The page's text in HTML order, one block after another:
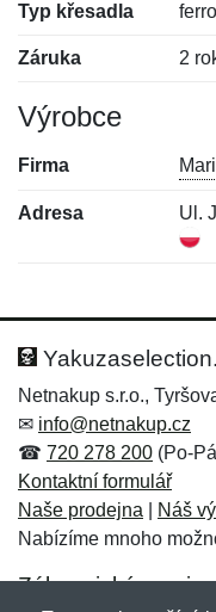
Typ křesadla
Záruka 2
Výrobce
Firma
Adresa Ul.
Hodnocení:
Jméno: *
Jméno:
E-mail:*
Netnakup s.r.o.,
✉ info@netnakup.cz
☎ 720 278 200 (Po-
Kontaktní formulář
Naše prodejna
Náš
Nabízíme mnoho
Zákaznický servis